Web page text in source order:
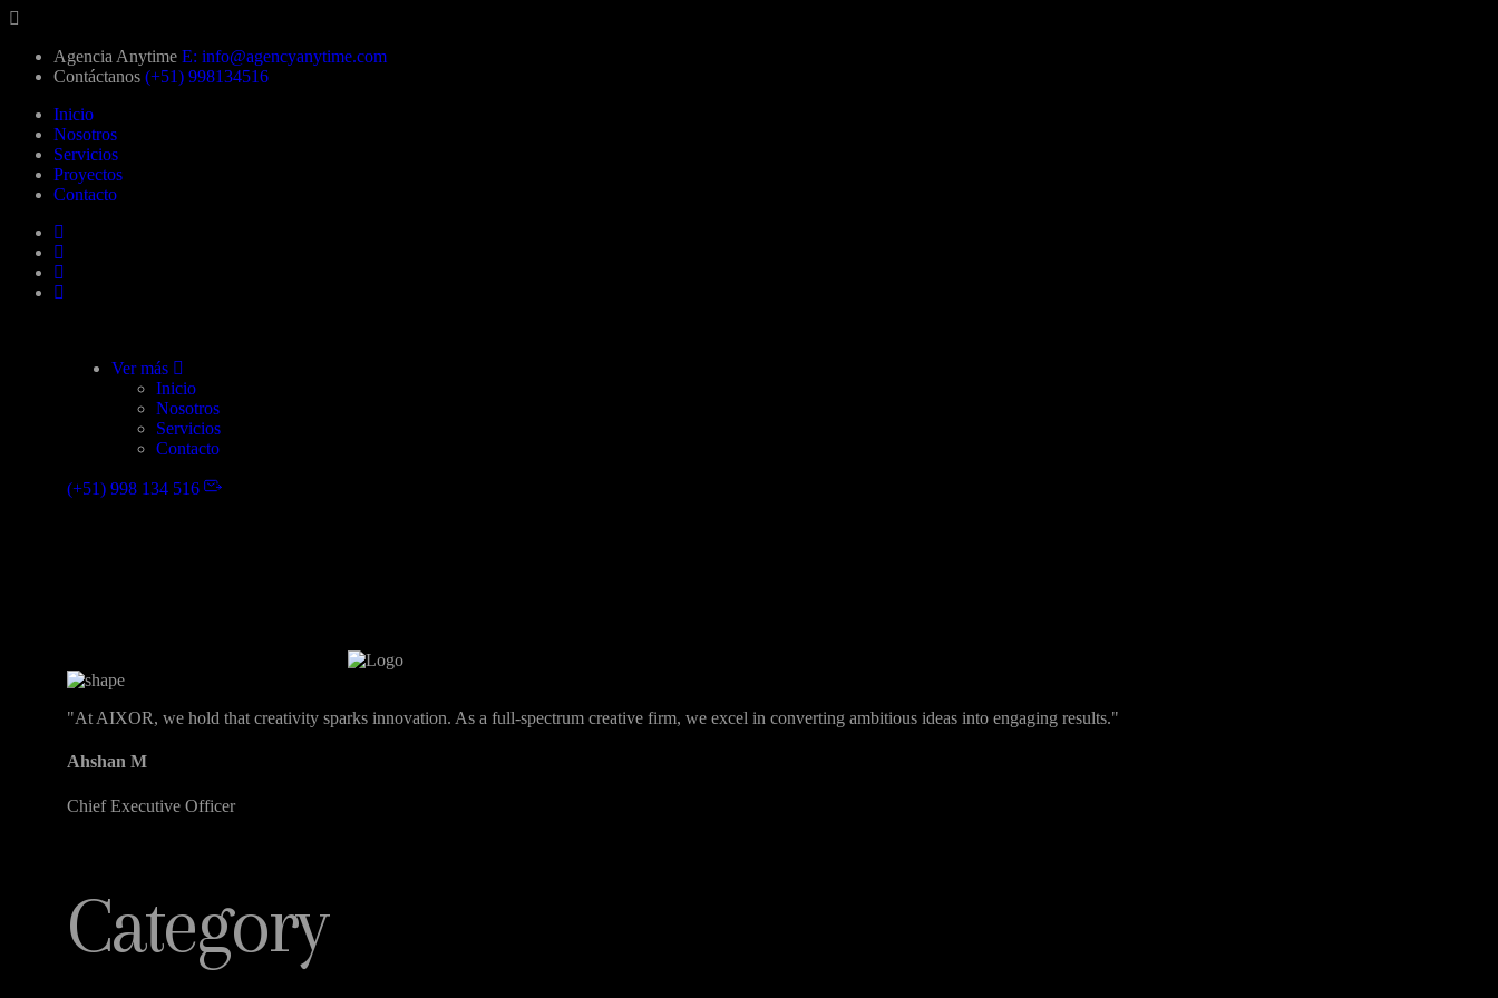
Agencia Anytime E: info@agencyanytime.com
Contáctanos (+51) 998134516
Inicio
Nosotros
Servicios
Proyectos
Contacto
Ver más
Inicio
Nosotros
Servicios
Contacto
(+51) 998 134 516
"At AIXOR, we hold that creativity sparks innovation. As a full-spectrum creative firm, we excel in converting ambitious ideas into engaging results."
Ahshan M
Chief Executive Officer
Category